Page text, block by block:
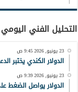
التحليل الفني اليومي
23 يونيو, 2026 9:45 ص
الدولار الكندي يختبر الدعم
23 يونيو, 2026 9:39 ص
الدولار يواصل الضغط على